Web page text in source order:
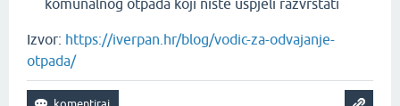
komunalnog otpada koji niste uspjeli razvrstati
Izvor: https://iverpan.hr/blog/vodic-za-odvajanje-
otpada/